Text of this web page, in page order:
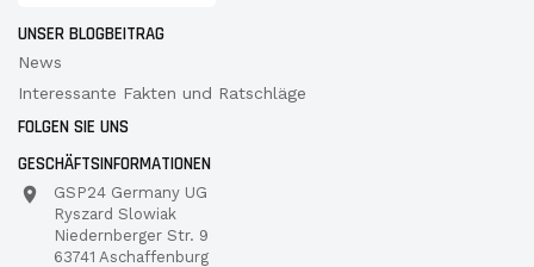
UNSER BLOGBEITRAG
News
Interessante Fakten und Ratschläge
FOLGEN SIE UNS
GESCHÄFTSINFORMATIONEN
GSP24 Germany UG
Ryszard Slowiak
Niedernberger Str. 9
63741 Aschaffenburg